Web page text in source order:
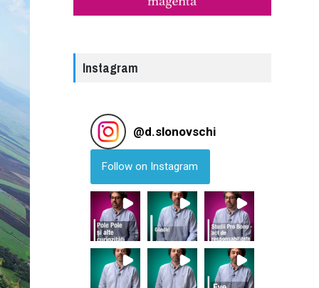
Instagram
@d.slonovschi
Follow on Instagram